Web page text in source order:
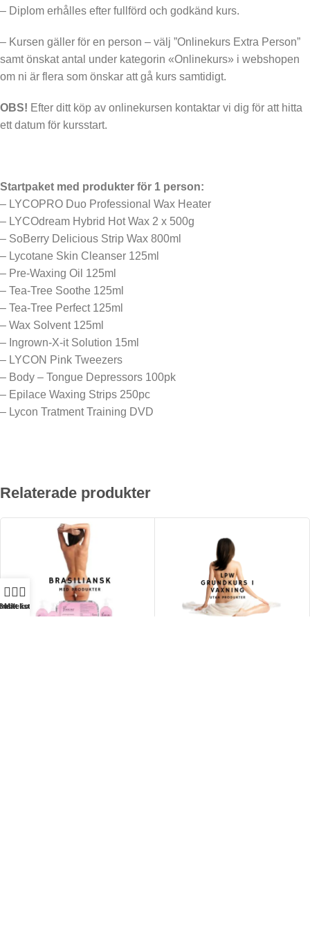
– Diplom erhålles efter fullförd och godkänd kurs.
– Kursen gäller för en person – välj ”Onlinekurs Extra Person”
samt önskat antal under kategorin «Onlinekurs» i webshopen
om ni är flera som önskar att gå kurs samtidigt.
OBS! Efter ditt köp av onlinekursen kontaktar vi dig för att hitta
ett datum för kursstart.
Startpaket med produkter för 1 person:
– LYCOPRO Duo Professional Wax Heater
– LYCOdream Hybrid Hot Wax 2 x 500g
– SoBerry Delicious Strip Wax 800ml
– Lycotane Skin Cleanser 125ml
– Pre-Waxing Oil 125ml
– Tea-Tree Soothe 125ml
– Tea-Tree Perfect 125ml
– Wax Solvent 125ml
– Ingrown-X-it Solution 15ml
– LYCON Pink Tweezers
– Body – Tongue Depressors 100pk
– Epilace Waxing Strips 250pc
– Lycon Tratment Training DVD
Relaterade produkter
Mitt konto